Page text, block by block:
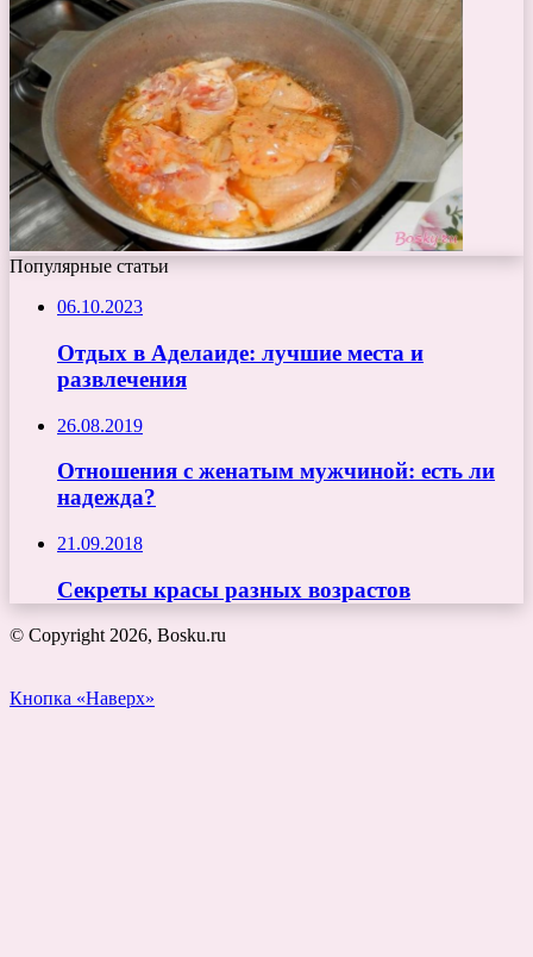
Популярные статьи
06.10.2023
Отдых в Аделаиде: лучшие места и
развлечения
26.08.2019
Отношения с женатым мужчиной: есть ли
надежда?
21.09.2018
Секреты красы разных возрастов
© Copyright 2026, Bosku.ru
Кнопка «Наверх»